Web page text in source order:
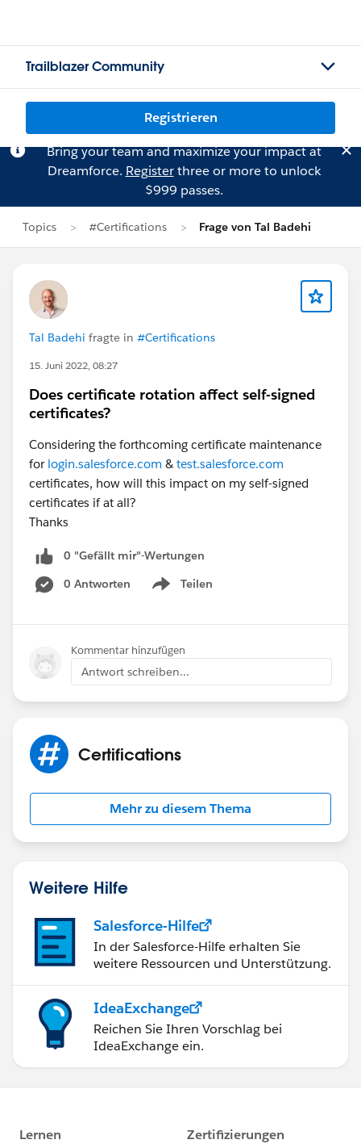
Trailblazer Community
Registrieren
Bring your team and maximize your impact at
Dreamforce. Registerthree or more to unlock
$999 passes.
Topics #Certifications Frage von Tal Badehi
Tal Badehi fragte in #Certifications
15. Juni 2022, 08:27
Does certificate rotation affect self-signed
certificates?
Considering the forthcoming certificate maintenance
for login.salesforce.com & test.salesforce.com
certificates, how will this impact on my self-signed
certificates if at all?
Thanks
0 "Gefällt mir"-Wertungen
0 Antworten
Teilen
Show menu
Kommentar hinzufügen
Antwort schreiben...
Certifications
Mehr zu diesem Thema
Weitere Hilfe
Salesforce-Hilfe
In der Salesforce-Hilfe erhalten Sie
weitere Ressourcen und Unterstützung.
IdeaExchange
Reichen Sie Ihren Vorschlag bei
IdeaExchange ein.